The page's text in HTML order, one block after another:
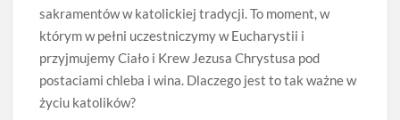
sakramentów w katolickiej tradycji. To moment, w
którym w pełni uczestniczymy w Eucharystii i
przyjmujemy Ciało i Krew Jezusa Chrystusa pod
postaciami chleba i wina. Dlaczego jest to tak ważne w
życiu katolików?